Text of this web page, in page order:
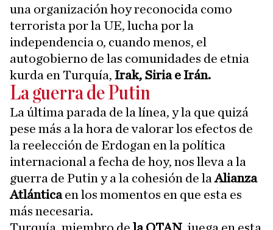
una organización hoy reconocida como
terrorista por la UE, lucha por la
independencia o, cuando menos, el
autogobierno de las comunidades de etnia
kurda en Turquía, Irak, Siria e Irán.
La guerra de Putin
La última parada de la línea, y la que quizá
pese más a la hora de valorar los efectos de
la reelección de Erdogan en la política
internacional a fecha de hoy, nos lleva a la
guerra de Putin y a la cohesión de laAlianza
Atlánticaen los momentos en que esta es
más necesaria.